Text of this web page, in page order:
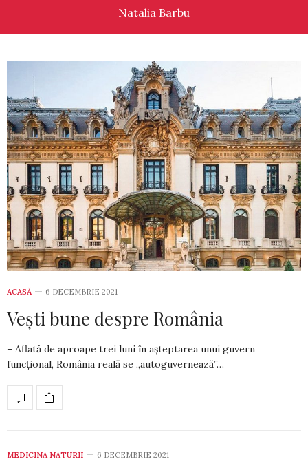
Natalia Barbu
ACASĂ 6 DECEMBRIE 2021
Vești bune despre România
– Aflată de aproape trei luni în așteptarea unui gu­vern
funcțional, România reală se „autogu­ver­nează”…
MEDICINA NATURII 6 DECEMBRIE 2021